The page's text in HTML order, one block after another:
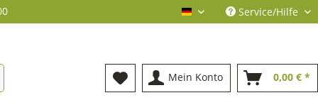
deutsch Service/Hilfe
Mein Konto 0,00 € *